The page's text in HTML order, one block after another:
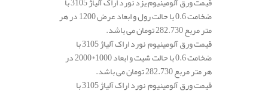
ضخامت 0.6 با حالت رول و ابعاد عرض 1200 در هر
متر مربع 282.730 تومان می باشد.
قیمت ورق آلومینیوم نورد اراک آلیاژ 3105 با
ضخامت 0.6 با حالت شیت و ابعاد 1000*2000 در
هر متر مربع 282.730 تومان می باشد.
قیمت ورق آلومینیوم نورد اراک آلیاژ 3105 با